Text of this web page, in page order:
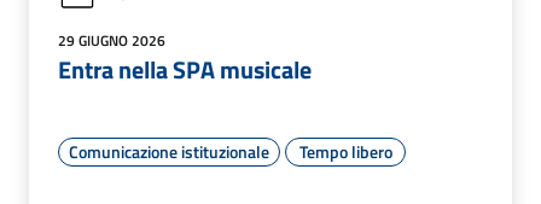
29 GIUGNO 2026
Entra nella SPA musicale
Comunicazione istituzionale Tempo libero